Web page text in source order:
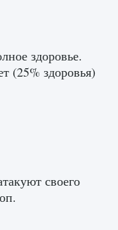
здоровье.
(25% здоровья)
своего